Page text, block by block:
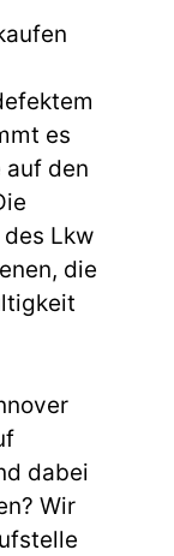
es
auf den
Lkw
die
dabei
Wir